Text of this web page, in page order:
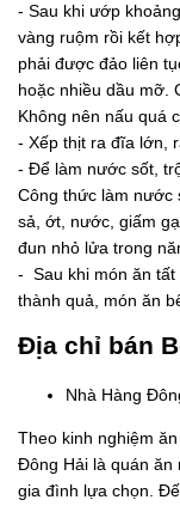
- Sau khi ướp
vàng ruộm rồi kết
phải được đảo liên
hoặc nhiều dầu mỡ.
Không nên nấu quá
- Xếp thịt ra đĩa lớn,
- Để làm nước sốt,
Công thức làm nước
sả, ớt, nước, giấm
đun nhỏ lửa trong
- Sau khi món ăn
thành quả, món ăn
Địa chỉ bán
Nhà Hàng
Theo kinh nghiệm
Đông Hải là quán ăn
gia đình lựa chọn.